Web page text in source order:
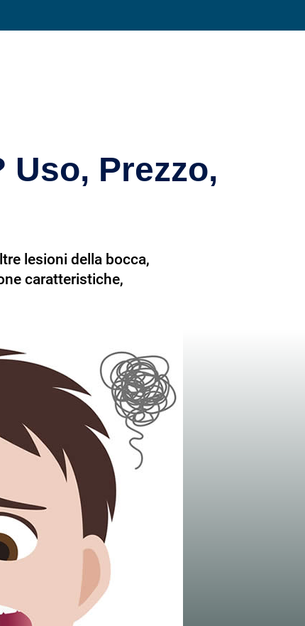
Uso, Prezzo,
lesioni della bocca,
caratteristiche,